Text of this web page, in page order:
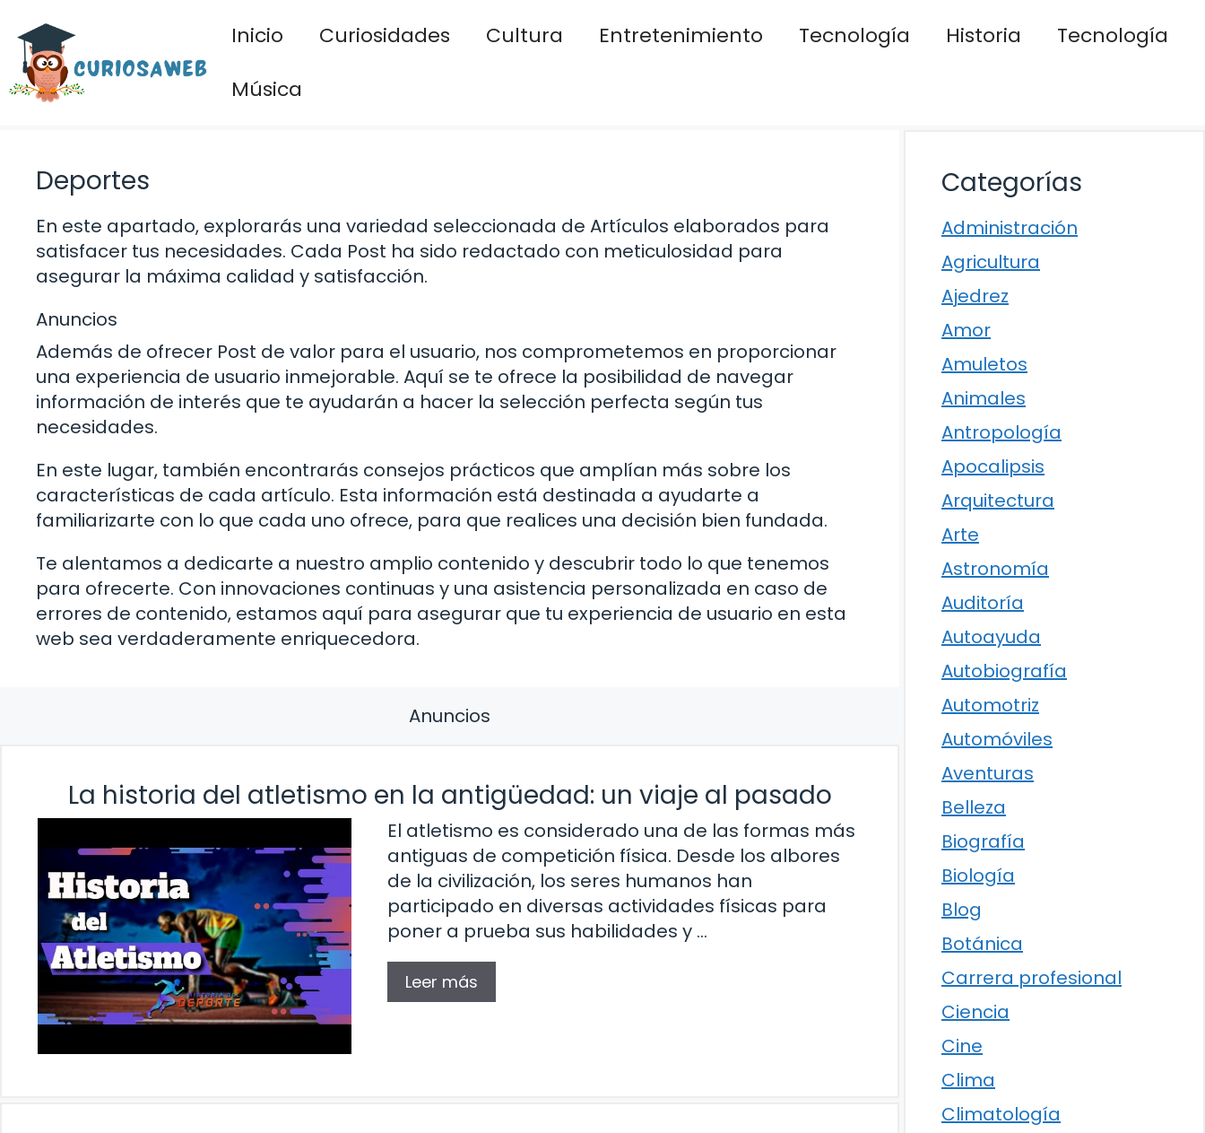
contenido
Inicio Curiosidades Cultura Entretenimiento Tecnología Historia
Tecnología
Música
Deportes
En este apartado, explorarás una variedad seleccionada de Artículos elaborados para
satisfacer tus necesidades. Cada Post ha sido redactado con meticulosidad para
asegurar la máxima calidad y satisfacción.
Anuncios
Además de ofrecer Post de valor para el usuario, nos comprometemos en proporcionar
una experiencia de usuario inmejorable. Aquí se te ofrece la posibilidad de navegar
información de interés que te ayudarán a hacer la selección perfecta según tus
necesidades.
En este lugar, también encontrarás consejos prácticos que amplían más sobre los
características de cada artículo. Esta información está destinada a ayudarte a
familiarizarte con lo que cada uno ofrece, para que realices una decisión bien fundada.
Te alentamos a dedicarte a nuestro amplio contenido y descubrir todo lo que tenemos
para ofrecerte. Con innovaciones continuas y una asistencia personalizada en caso de
errores de contenido, estamos aquí para asegurar que tu experiencia de usuario en esta
web sea verdaderamente enriquecedora.
Anuncios
La historia del atletismo en la antigüedad: un viaje al pasado
El atletismo es considerado una de las formas más
antiguas de competición física. Desde los albores
de la civilización, los seres humanos han
participado en diversas actividades físicas para
poner a prueba sus habilidades y …
Leer más
Categorías
Administración
Agricultura
Ajedrez
Amor
Amuletos
Animales
Antropología
Apocalipsis
Arquitectura
Arte
Astronomía
Auditoría
Autoayuda
Autobiografía
Automotriz
Automóviles
Aventuras
Belleza
Biografía
Biología
Blog
Botánica
Carrera profesional
Ciencia
Cine
Clima
Climatología